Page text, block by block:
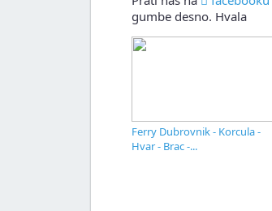
gumbe desno. Hvala
Ferry Dubrovnik - Korcula -
Hvar - Brac -...